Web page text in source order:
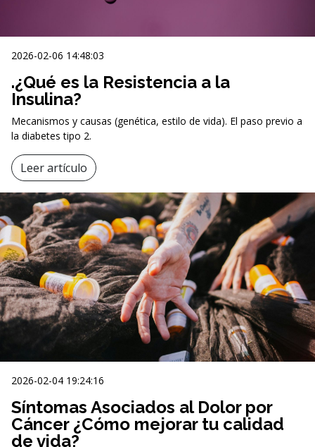
2026-02-06 14:48:03
.¿Qué es la Resistencia a la
Insulina?
Mecanismos y causas (genética, estilo de vida). El paso previo a
la diabetes tipo 2.
Leer artículo
2026-02-04 19:24:16
Síntomas Asociados al Dolor por
Cáncer ¿Cómo mejorar tu calidad
de vida?